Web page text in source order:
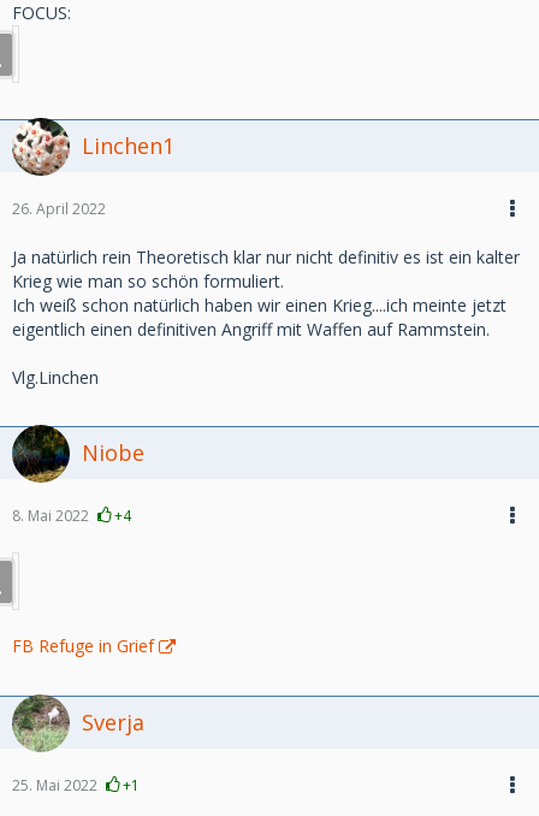
FOCUS:
Linchen1
26. April 2022
Ja natürlich rein Theoretisch klar nur nicht definitiv es ist ein kalter
Krieg wie man so schön formuliert.
Ich weiß schon natürlich haben wir einen Krieg....ich meinte jetzt
eigentlich einen definitiven Angriff mit Waffen auf Rammstein.
Vlg.Linchen
Niobe
8. Mai 2022 +4
FB Refuge in Grief
Sverja
25. Mai 2022 +1